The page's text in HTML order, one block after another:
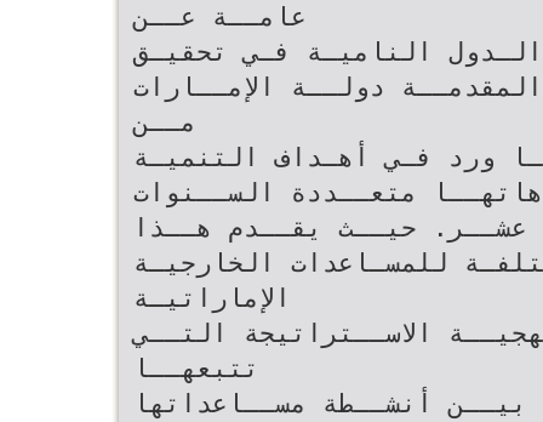
عامــة عــن‬
الناميـة فـي تحقيـق‬
دولــة الإمــارات
مــن‬
،‬بحسـب مـا ورد فـي أهـداف التنميـة‬
متعــددة الســنوات‬
‫المســتدامة الســبعة عشــر‪ .‬حيــث يقــدم هــذا
للمسـاعدات الخارجيـة
الإماراتيـة‬
الاســتراتيجة التــي
تتبعهــا‬
بيــن أنشــطة مســاعداتها‬